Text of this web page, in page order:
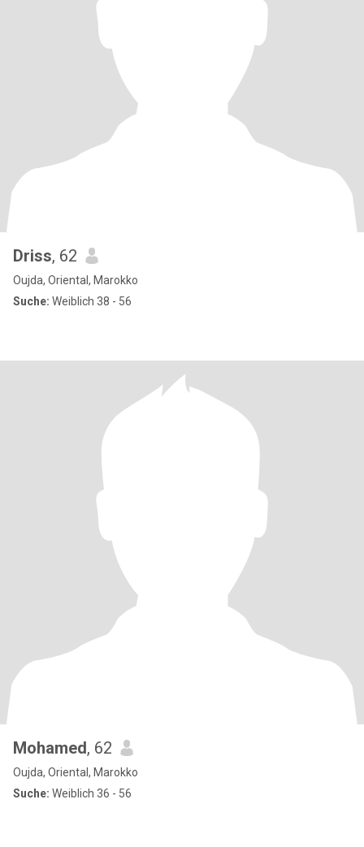
Driss, 62
Oujda, Oriental, Marokko
Suche: Weiblich 38 - 56
Mohamed, 62
Oujda, Oriental, Marokko
Suche: Weiblich 36 - 56